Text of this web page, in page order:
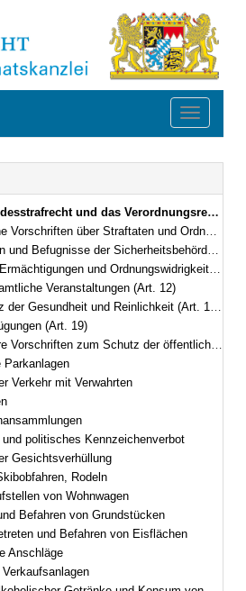
Toggle
und Ordnung (Landesstraf- und Verordnungsgesetz – LStVG) in der Fassung der Bekanntmachung vom 13. Dezember 1982 (BayRS II S. 241) BayRS 2011-2-I (Art. 1–62)
über Straftaten und Ordnungswidrigkeiten (Art. 1–5)
der Sicherheitsbehörden; Entschädigung (Art. 6–11)
und Ordnungswidrigkeiten (Art. 12–41)
Veranstaltungen (Art. 12)
Gesundheit und Reinlichkeit (Art. 13–18)
(Art. 19)
zum Schutz der öffentlichen Sicherheit und Ordnung (Art. 20–38)
Verkehr mit Verwahrten
politisches Kennzeichenverbot
Gesichtsverhüllung
Rodeln
von Wohnwagen
Befahren von Grundstücken
und Befahren von Eisflächen
Anschläge